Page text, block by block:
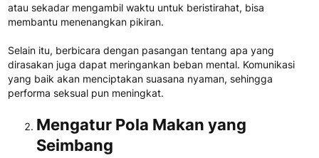
atau sekadar mengambil waktu untuk beristirahat, bisa
membantu menenangkan pikiran.
Selain itu, berbicara dengan pasangan tentang apa yang
dirasakan juga dapat meringankan beban mental. Komunikasi
yang baik akan menciptakan suasana nyaman, sehingga
performa seksual pun meningkat.
Mengatur Pola Makan yang
Seimbang